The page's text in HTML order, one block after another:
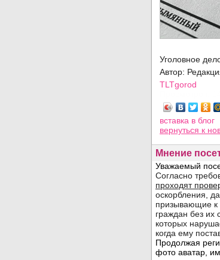
Уголовное
Автор:
TLTgorod
вставка в блог
вернуться к
Мнение